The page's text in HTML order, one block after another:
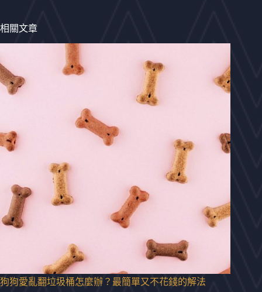
相關文章
狗狗愛亂翻垃圾桶怎麼辦？最簡單又不花錢的解法